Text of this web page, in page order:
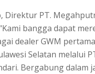
Direktur PT.
bangga dapat
dealer GWM
Selatan melalui
Bergabung dalam